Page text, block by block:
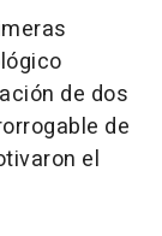
de dos
de
el